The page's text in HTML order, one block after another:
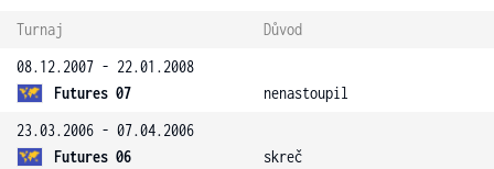
Turnaj
Důvod
08.12.2007 - 22.01.2008
Futures 07
nenastoupil
23.03.2006 - 07.04.2006
Futures 06
skreč